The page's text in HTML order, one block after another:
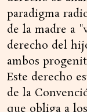
paradigma
de la madre a
derecho del
ambos
Este derecho
de la